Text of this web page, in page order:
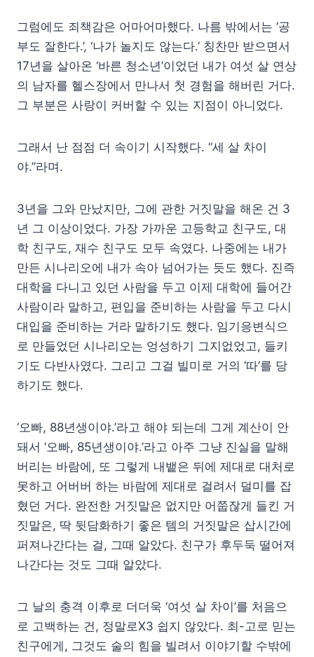
그럼에도 죄책감은 어마어마했다. 나름 밖에서는 ‘공
부도 잘한다.’, ‘나가 놀지도 않는다.’ 칭찬만 받으면서
17년을 살아온 ‘바른 청소년’이었던 내가 여섯 살 연상
의 남자를 헬스장에서 만나서 첫 경험을 해버린 거다.
그 부분은 사랑이 커버할 수 있는 지점이 아니었다.
그래서 난 점점 더 속이기 시작했다. “세 살 차이
야.”라며.
3년을 그와 만났지만, 그에 관한 거짓말을 해온 건 3
년 그 이상이었다. 가장 가까운 고등학교 친구도, 대
학 친구도, 재수 친구도 모두 속였다. 나중에는 내가
만든 시나리오에 내가 속아 넘어가는 듯도 했다. 진즉
대학을 다니고 있던 사람을 두고 이제 대학에 들어간
사람이라 말하고, 편입을 준비하는 사람을 두고 다시
대입을 준비하는 거라 말하기도 했다. 임기응변식으
로 만들었던 시나리오는 엉성하기 그지없었고, 들키
기도 다반사였다. 그리고 그걸 빌미로 거의 ‘따’를 당
하기도 했다.
‘오빠, 88년생이야.’라고 해야 되는데 그게 계산이 안
돼서 ‘오빠, 85년생이야.’라고 아주 그냥 진실을 말해
버리는 바람에, 또 그렇게 내뱉은 뒤에 제대로 대처로
못하고 어버버 하는 바람에 제대로 걸려서 덜미를 잡
혔던 거다. 완전한 거짓말은 없지만 어쭙잖게 들킨 거
짓말은, 딱 뒷담화하기 좋은 템의 거짓말은 삽시간에
퍼져나간다는 걸, 그때 알았다. 친구가 후두둑 떨어져
나간다는 것도 그때 알았다.
그 날의 충격 이후로 더더욱 ‘여섯 살 차이’를 처음으
로 고백하는 건, 정말로X3 쉽지 않았다. 최-고로 믿는
친구에게, 그것도 술의 힘을 빌려서 이야기할 수밖에